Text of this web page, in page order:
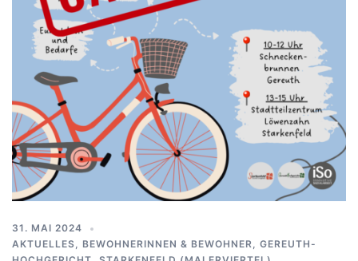
31. MAI 2024
AKTUELLES, BEWOHNERINNEN & BEWOHNER, GEREUTH-